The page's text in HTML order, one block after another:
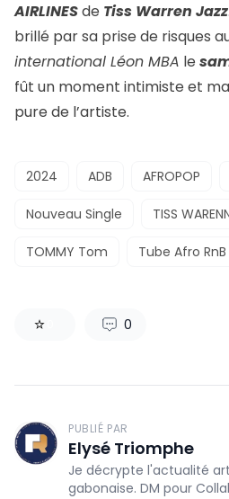
AIRLINESde Tiss Warren Jazz
brillé par sa prise de risques
international Léon MBA le
fût un moment intimiste et
pure de l’artiste.
2024 ADB AFROPOP
Nouveau Single TISS
TOMMY Tom Tube Afro RnB
0
PUBLIÉ PAR
Elysé Triomphe
Je décrypte l'actualité
gabonaise. DM pour